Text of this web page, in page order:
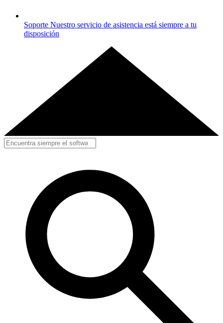
Soporte Nuestro servicio de asistencia está siempre a tu
disposición